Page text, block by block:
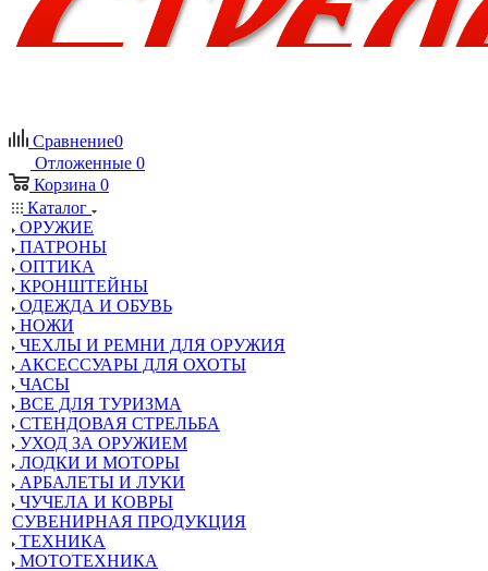
Сравнение0
Отложенные 0
Корзина 0
Каталог
ОРУЖИЕ
ПАТРОНЫ
ОПТИКА
КРОНШТЕЙНЫ
ОДЕЖДА И ОБУВЬ
НОЖИ
ЧЕХЛЫ И РЕМНИ ДЛЯ ОРУЖИЯ
АКСЕССУАРЫ ДЛЯ ОХОТЫ
ЧАСЫ
ВСЕ ДЛЯ ТУРИЗМА
СТЕНДОВАЯ СТРЕЛЬБА
УХОД ЗА ОРУЖИЕМ
ЛОДКИ И МОТОРЫ
АРБАЛЕТЫ И ЛУКИ
ЧУЧЕЛА И КОВРЫ
СУВЕНИРНАЯ ПРОДУКЦИЯ
ТЕХНИКА
МОТОТЕХНИКА